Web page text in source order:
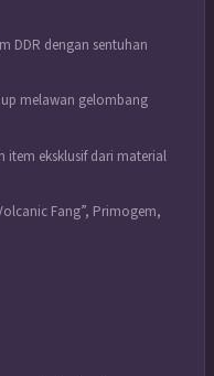
DDR dengan sentuhan
melawan gelombang
item eksklusif dari material
Fang”, Primogem,